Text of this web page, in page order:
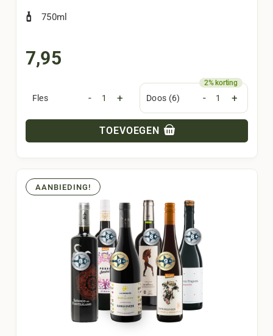
750ml
7,95
Fles - + Doos (6) - +
TOEVOEGEN
AANBIEDING!